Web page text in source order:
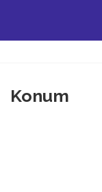
Konum